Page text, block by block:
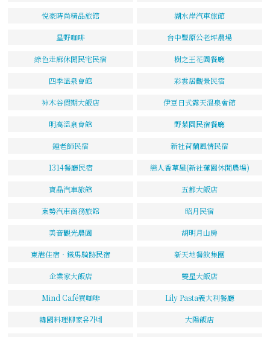
悅豪時尚精品旅館 湖水岸汽車旅館
星野咖啡 台中豐原公老坪農場
綠色走廊休閒民宅民宿 樹之王花園餐廳
四季溫泉會館 彩雲居觀景民宿
神木谷假期大飯店 伊豆日式露天溫泉會館
明高溫泉會館 野菜園民宿餐廳
鍾老師民宿 新社荷蘭風情民宿
1314餐廳民宿 戀人香草屋(新社蓮園休閒農場)
寶晶汽車旅館 五都大飯店
東勢汽車商務旅館 昭月民宿
美音觀光農園 胡明月山房
東港住宿‧鐵馬騎跡民宿 新天地餐飲集團
企業家大飯店 雙星大飯店
Mind Café買咖啡 Lily Pasta義大利餐廳
韓國料理柳家유가네 大陽飯店